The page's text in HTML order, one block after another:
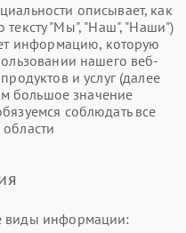
описывает, как
тексту "Мы", "Наш", "Наши")
информацию, которую
нашего веб-
и услуг (далее
большое значение
соблюдать все
виды информации: